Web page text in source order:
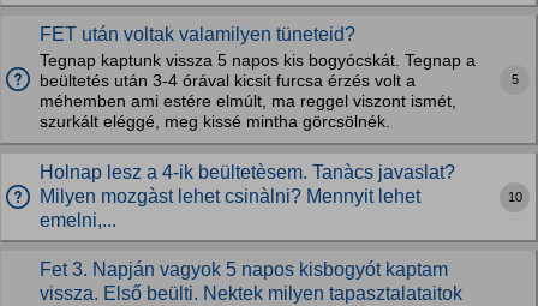
FET után voltak valamilyen tüneteid?
Tegnap kaptunk vissza 5 napos kis bogyócskát. Tegnap a
beültetés után 3-4 órával kicsit furcsa érzés volt a
méhemben ami estére elmúlt, ma reggel viszont ismét,
szurkált eléggé, meg kissé mintha görcsölnék.
5
Holnap lesz a 4-ik beültetèsem. Tanàcs javaslat?
Milyen mozgàst lehet csinàlni? Mennyit lehet
emelni,...
10
Fet 3. Napján vagyok 5 napos kisbogyót kaptam
vissza. Első beülti. Nektek milyen tapasztalataitok